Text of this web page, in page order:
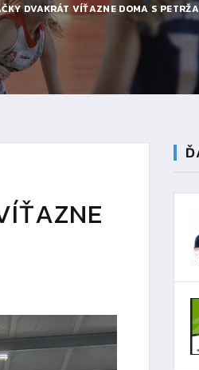
DVAKRÁT VÍŤAZNE DOMA S